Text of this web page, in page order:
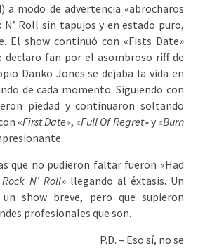
a modo de advertencia «abrocharos
N’ Roll sin tapujos y en estado puro,
El show continuó con «Fists Date»
declaro fan por el asombroso riff de
Danko Jones se dejaba la vida en
de cada momento. Siguiendo con
piedad y continuaron soltando
«First Date«, «Full Of Regret» y «Burn
que no pudieron faltar fueron «Had
N’ Roll» llegando al éxtasis. Un
show breve, pero que supieron
profesionales que son.
P.D. – Eso sí, no se